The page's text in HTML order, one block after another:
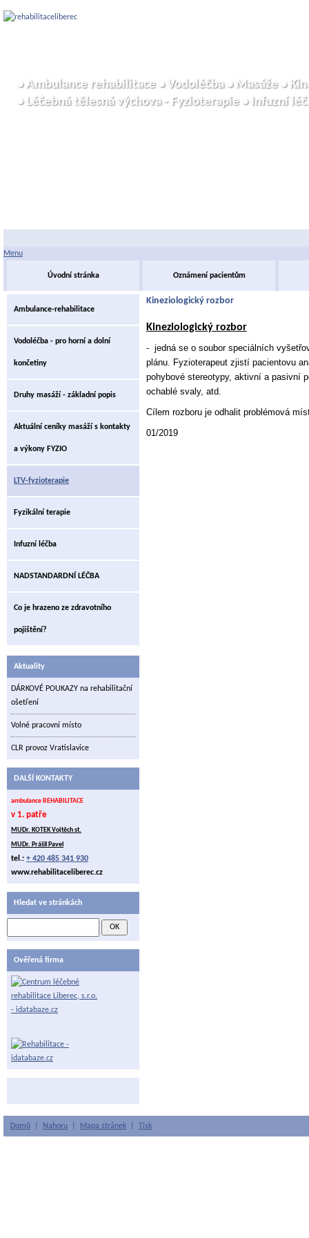
• Ambulance rehabilitace • Vodoléčba • Masáže •
• Léčebná tělesná výchova - Fyzioterapie • Infuzní
Menu
Úvodní stránka Oznámení pacientům
Kineziologický rozbor
Kineziologický rozbor
- jedná se o soubor speciálních
plánu. Fyzioterapeut zjistí pacientovu
pohybové stereotypy, aktivní a pasivní
ochablé svaly, atd.
Cílem rozboru je odhalit problémová
01/2019
Ambulance-rehabilitace
Vodoléčba - pro horní a dolní
končetiny
Druhy masáží - základní popis
Aktuální ceníky masáží s kontakty
a výkony FYZIO
LTV-fyzioterapie
Fyzikální terapie
Infuzní léčba
NADSTANDARDNÍ LÉČBA
Co je hrazeno ze zdravotního
pojištění?
Aktuality
DÁRKOVÉ POUKAZY na rehabilitační
ošetření
Volné pracovní místo
CLR provoz Vratislavice
DALŠÍ KONTAKTY
ambulance REHABILITACE
v 1. patře
MUDr. KOTEK Vojtěch st.
MUDr. Prášil Pavel
tel.: + 420 485 341 930
www.rehabilitaceliberec.cz
Hledat ve stránkách
Ověřená firma
Domů Nahoru Mapa stránek Tisk